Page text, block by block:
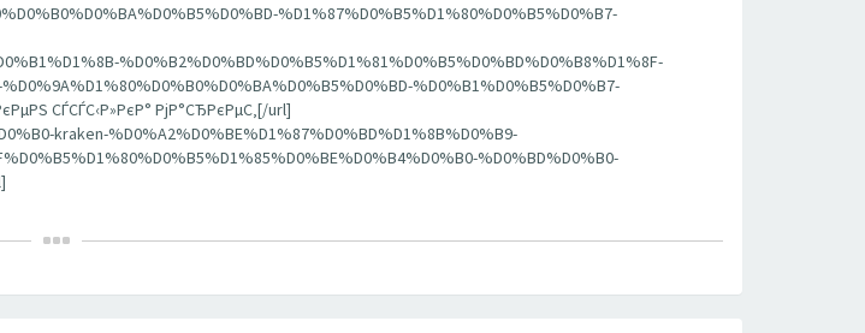
%D1%87%D0%B5%D1%80%D0%B5%D0%B7-
%D0%B2%D0%BD%D0%B5%D1%81%D0%B5%D0%BD%D0%B8%D1%8F-
%D0%B1%D0%B5%D0%B7-
СЃСЃС‹Р»РєР° РјР°СЂРєРµС‚[/url]
kraken-%D0%A2%D0%BE%D1%87%D0%BD%D1%8B%D0%B9-
%D0%BD%D0%B0-